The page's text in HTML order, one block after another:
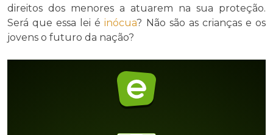
direitos dos menores a atuarem na sua proteção.
Será que essa lei éinócua? Não são as crianças e os
jovens o futuro da nação?